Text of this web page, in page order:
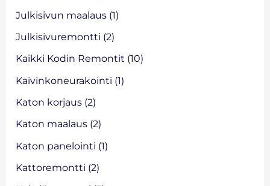
Julkisivun maalaus (1)
Julkisivuremontti (2)
Kaikki Kodin Remontit (10)
Kaivinkoneurakointi (1)
Katon korjaus (2)
Katon maalaus (2)
Katon panelointi (1)
Kattoremontti (2)